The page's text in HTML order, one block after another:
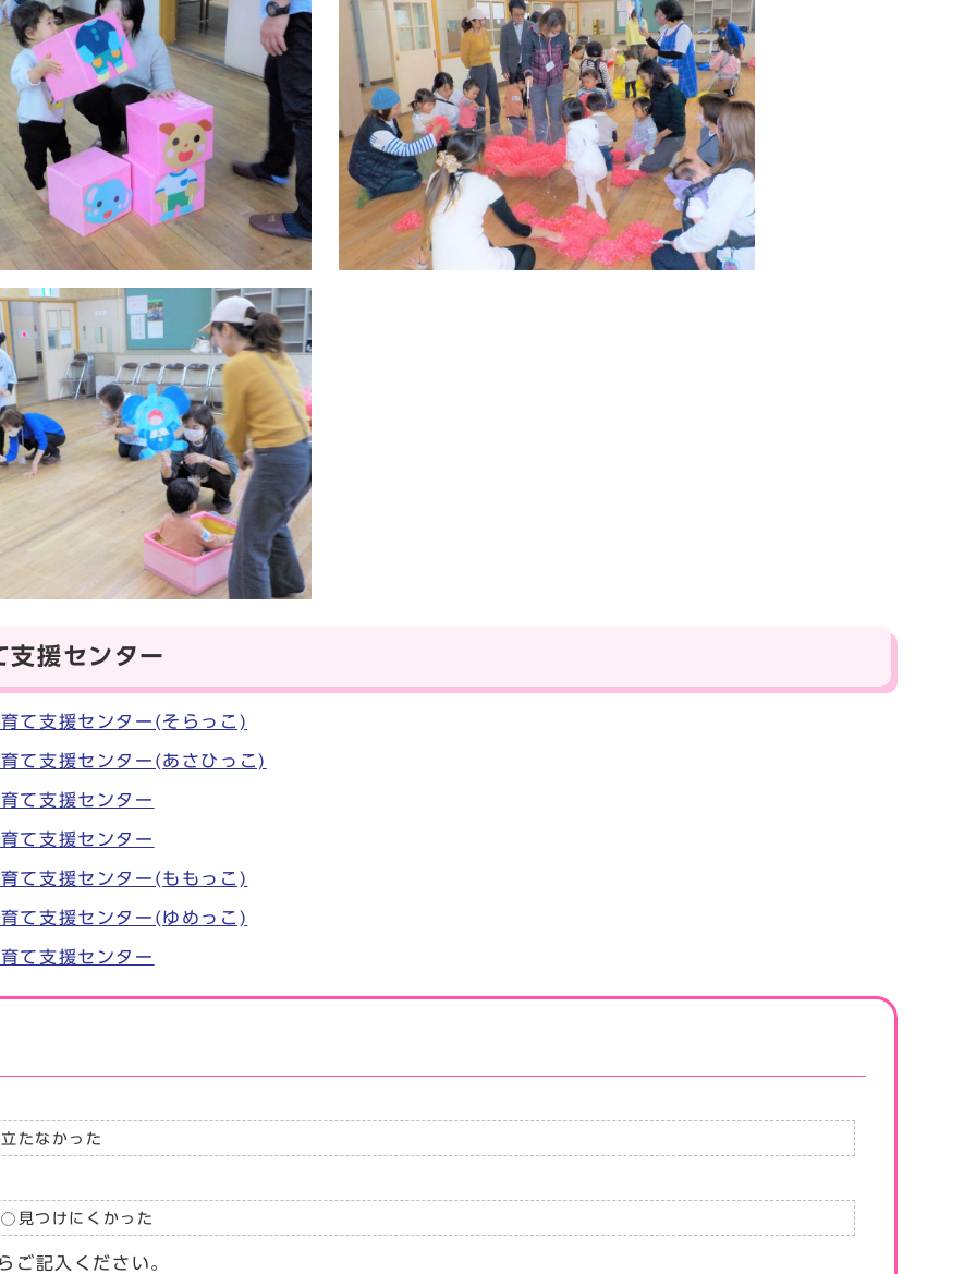
支援センター
て支援センター(そらっこ)
て支援センター(あさひっこ)
て支援センター
て支援センター
て支援センター(ももっこ)
て支援センター(ゆめっこ)
て支援センター
たなかった
見つけにくかった
ご記入ください。